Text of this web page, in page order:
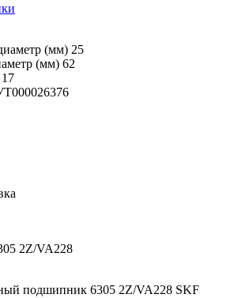
(мм) 25
(мм) 62
17
2Z/VA228
подшипник 6305 2Z/VA228 SKF